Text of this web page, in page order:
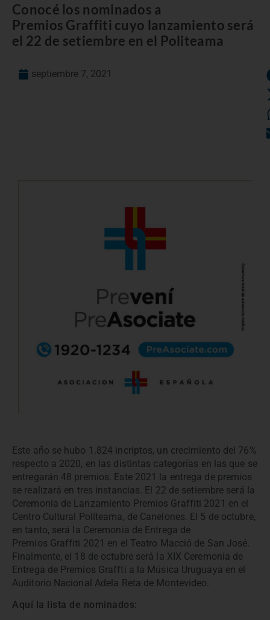
Conocé los nominados a
Premios Graffiti cuyo lanzamiento será
el 22 de setiembre en el Politeama
septiembre 7, 2021
Este año se hubo 1.824 incriptos, un crecimiento del 76%
respecto a 2020, en las distintas categorías en las que se
entregarán 48 premios. Este 2021 la entrega de premios
se realizará en tres instancias. El 22 de setiembre será la
Ceremonia de Lanzamiento Premios Graffiti 2021 en el
Centro Cultural Politeama, de Canelones. El 5 de octubre,
en tanto, será la Ceremonia de Entrega de
Premios Graffiti 2021 en el Teatro Macció de San José.
Finalmente, el 18 de octubre será la XIX Ceremonia de
Entrega de Premios Graffti a la Música Uruguaya en el
Auditorio Nacional Adela Reta de Montevideo.
Aquí la lista de nominados: